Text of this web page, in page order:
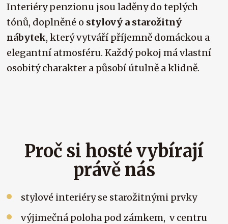
Interiéry penzionu jsou laděny do teplých
tónů, doplněné o stylový a starožitný
nábytek, který vytváří příjemně domáckou a
elegantní atmosféru. Každý pokoj má vlastní
osobitý charakter a působí útulně a klidně.
Proč si hosté vybírají
právě nás
stylové interiéry se starožitnými prvky
výjimečná poloha pod zámkem, v centru